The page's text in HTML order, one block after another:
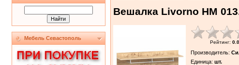
Мебель Севастополь
Вешалка Livorno НМ
Рейтинг: 0.0
Производитель:
Единица: шт.